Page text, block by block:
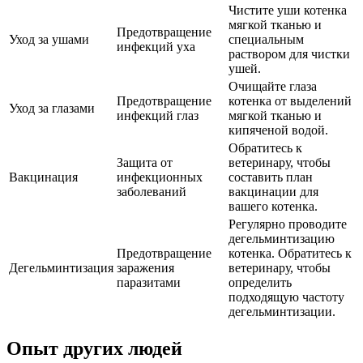
Уход за ушами
Предотвращение
инфекций уха
Чистите уши котенка
мягкой тканью и
специальным
раствором для чистки
ушей.
Уход за глазами
Предотвращение
инфекций глаз
Очищайте глаза
котенка от выделений
мягкой тканью и
кипяченой водой.
Вакцинация
Защита от
инфекционных
заболеваний
Обратитесь к
ветеринару, чтобы
составить план
вакцинации для
вашего котенка.
Дегельминтизация
Предотвращение
заражения
паразитами
Регулярно проводите
дегельминтизацию
котенка. Обратитесь к
ветеринару, чтобы
определить
подходящую частоту
дегельминтизации.
Опыт других людей